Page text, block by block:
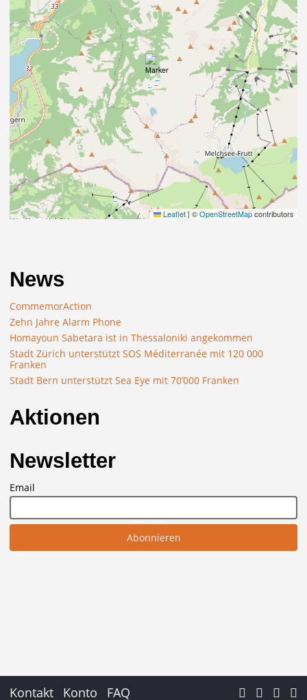
Leaflet| ©OpenStreetMapcontributors
News
CommemorAction
Zehn Jahre Alarm Phone
Homayoun Sabetara ist in Thessaloniki angekommen
Stadt Zürich unterstützt SOS Méditerranée mit 120 000
Franken
Stadt Bern unterstützt Sea Eye mit 70’000 Franken
Aktionen
Newsletter
Email
Kontakt Konto FAQ